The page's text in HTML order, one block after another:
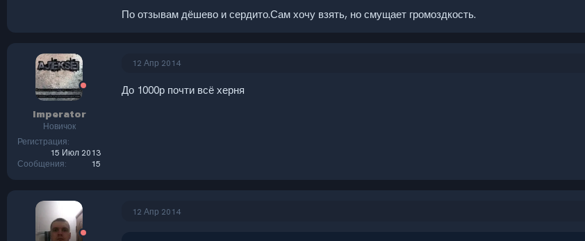
По отзывам дёшево и сердито.Сам хочу взять, но смущает громоздкость.
Imperator
Новичок
Регистрация
15 Июл 2013
Сообщения
15
12 Апр 2014
До 1000р почти всё херня
12 Апр 2014